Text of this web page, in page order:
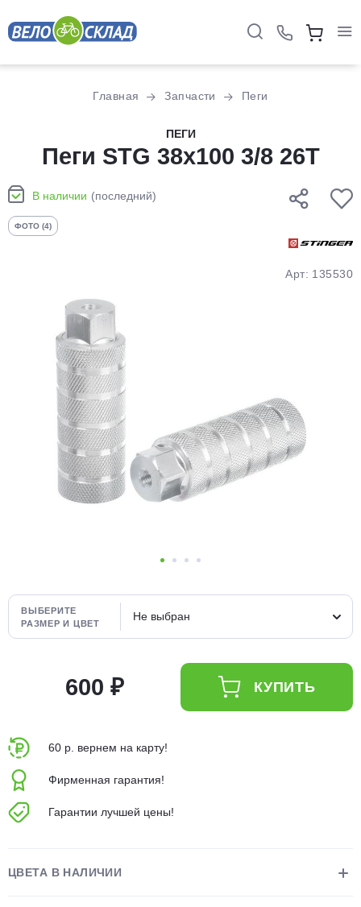
Главная Запчасти Пеги
ПЕГИ
Пеги STG 38х100 3/8 26T
В наличии (последний)
ФОТО (4)
Арт: 135530
ВЫБЕРИТЕ
РАЗМЕР И ЦВЕТ
Не выбран
600 ₽ КУПИТЬ
60 р. вернем на карту!
Фирменная гарантия!
Гарантии лучшей цены!
ЦВЕТА В НАЛИЧИИ
оплатуна части
без переплат
Добавляйте товары
в корзину
Оплачивайте сегодня только
25% картой любого банка
Оставшиеся
списыватьсяс вашей карты
по25%каждые 2 недели
Остались вопросы?